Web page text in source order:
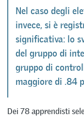
Nel caso degli
invece, si è
significativa: lo
del gruppo di
gruppo di
maggiore di .84
Dei 78 apprendisti